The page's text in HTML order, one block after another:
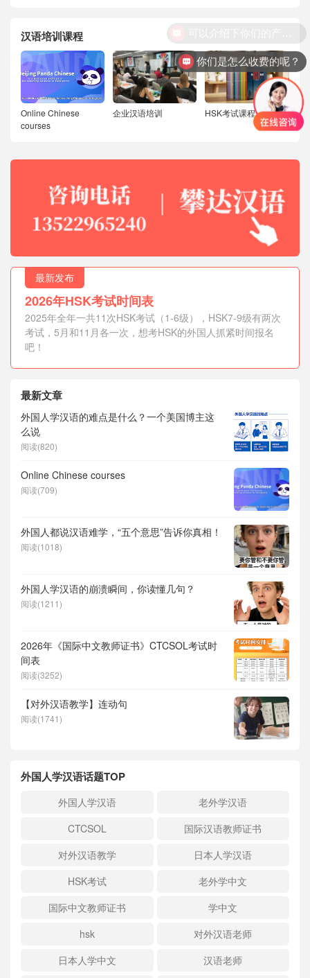
汉语培训课程
Online Chinese
courses
企业汉语培训 HSK考试课程
最新发布
2026年HSK考试时间表
2025年全年一共11次HSK考试（1-6级），HSK7-9级有两次
考试，5月和11月各一次，想考HSK的外国人抓紧时间报名
吧！
最新文章
外国人学汉语的难点是什么？一个美国博主这
么说
阅读(820)
Online Chinese courses
阅读(709)
外国人都说汉语难学，“五个意思”告诉你真相！
阅读(1018)
外国人学汉语的崩溃瞬间，你读懂几句？
阅读(1211)
2026年《国际中文教师证书》CTCSOL考试时
间表
阅读(3252)
【对外汉语教学】连动句
阅读(1741)
外国人学汉语话题TOP
外国人学汉语
老外学汉语
CTCSOL
国际汉语教师证书
对外汉语教学
日本人学汉语
HSK考试
老外学中文
国际中文教师证书
学中文
hsk
对外汉语老师
日本人学中文
汉语老师
你们是怎么收费的呢？